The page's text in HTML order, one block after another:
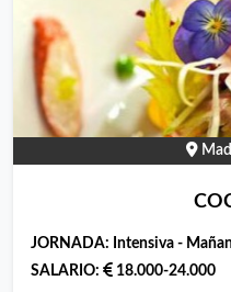
de seguridad e higiene
en turnos partidos y fines de
horas semanales. 2 días
cocinero que aprenda
para posteriormente
JORNADA: Intensiva -
SALARIO:
18.000-24.000